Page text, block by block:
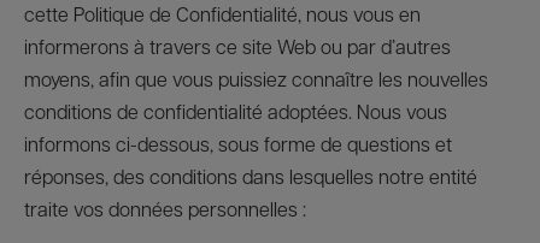
cette Politique de Confidentialité, nous vous en
informerons à travers ce site Web ou par d’autres
moyens, afin que vous puissiez connaître les nouvelles
conditions de confidentialité adoptées. Nous vous
informons ci-dessous, sous forme de questions et
réponses, des conditions dans lesquelles notre entité
traite vos données personnelles :